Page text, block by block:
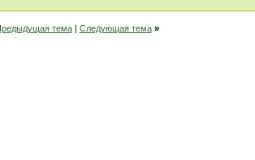
тема| Следующая тема »